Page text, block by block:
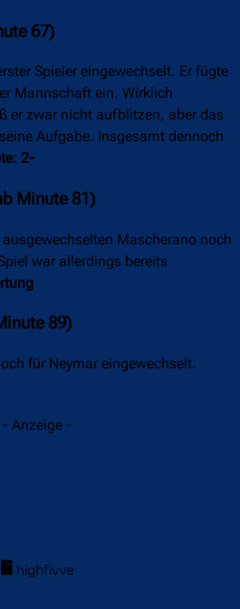
67)
Spieler eingewechselt. Er fügte
Mannschaft ein. Wirklich
er zwar nicht aufblitzen, aber das
Aufgabe. Insgesamt dennoch
2-
Minute 81)
Mascherano noch
war allerdings bereits
89)
für Neymar eingewechselt.
- Anzeige -